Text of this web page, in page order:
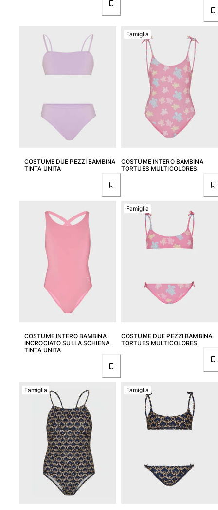
Vedi tutti i Accessori
Cappelli e Cappellini
Vedi tutti i Cappelli e Cappellini
Telli mare & Pareo
Telo mare unisex
Vedi tutti i Telli mare & Pareo
Borsello sacchetti da spiaggia
Borsa da Spiaggia
Mini borse
Borsa tote
Vedi tutti i Borse
Occhiali da sole
Vedi tutti i Occhiali da sole
Vedi tutti i Sciarpe da spiaggia
Cappello per bambini
Asciugamani e Poncho da spiaggia
Scarpe
Calcetines
Vedi tutti i Accessori Bambini
Borsello
Vedi tutti i Borsello
COSTUME DUE PEZZI BAMBINA
TINTA UNITA
COSTUME INTERO BAMBINA
TORTUES MULTICOLORES
Famiglia
COSTUME INTERO BAMBINA
INCROCIATO SULLA SCHIENA
TINTA UNITA
COSTUME DUE PEZZI BAMBINA
TORTUES MULTICOLORES
Famiglia
Famiglia Famiglia